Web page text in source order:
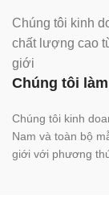
Chúng tôi kinh
chất lượng cao
giới
Chúng tôi
Chúng tôi kinh
Nam và toàn bộ
giới với phương